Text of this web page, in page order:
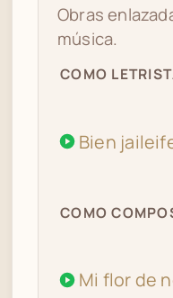
Obras
música.
COMO
Bien
COMO
Mi flor de